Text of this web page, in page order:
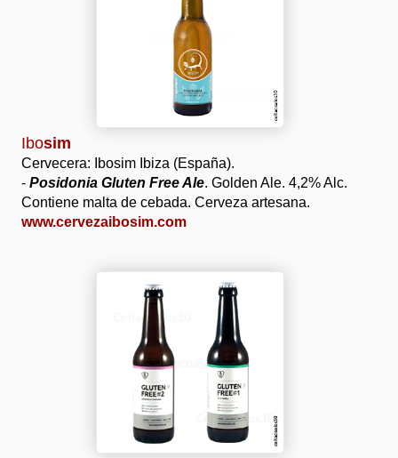
Ibosim
Cervecera: Ibosim Ibiza (España).
- Posidonia Gluten Free Ale. Golden Ale. 4,2% Alc.
Contiene malta de cebada. Cerveza artesana.
www.cervezaibosim.com